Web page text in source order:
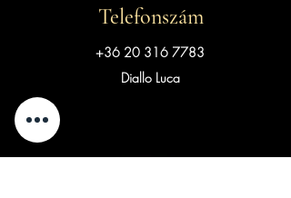
Telefonszám
+36 20 316 7783
Diallo Luca